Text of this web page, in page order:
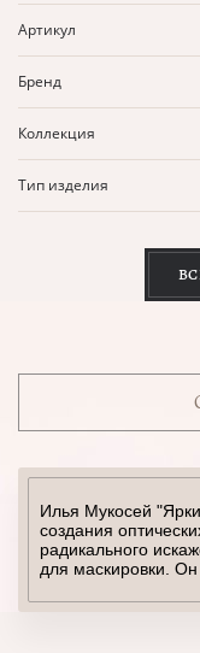
Артикул
Бренд
Коллекция
Тип изделия
Илья Мукосей
создания
радикального
для маскировки.